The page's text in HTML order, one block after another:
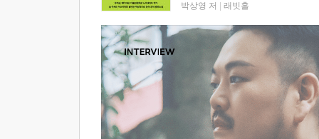
박상영 저 래빗홀